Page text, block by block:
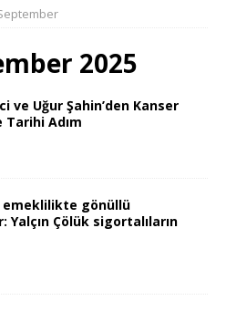
2025
ve Uğur Şahin’den Kanser
Adım
emeklilikte gönüllü
Yalçın Çölük sigortalıların